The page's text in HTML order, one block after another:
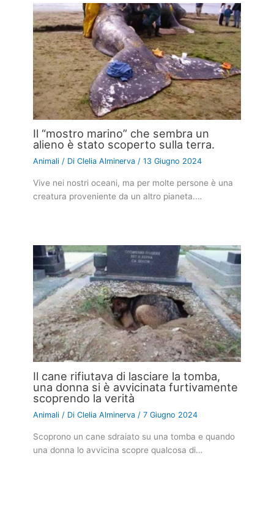
Il “mostro marino” che sembra un
alieno è stato scoperto sulla terra.
Animali / DiClelia Alminerva/13 Giugno 2024
Vive nei nostri oceani, ma per molte persone è una
creatura proveniente da un altro pianeta.…
Il cane rifiutava di lasciare la tomba,
una donna si è avvicinata furtivamente
scoprendo la verità
Animali / DiClelia Alminerva /7 Giugno 2024
Scoprono un cane sdraiato su una tomba e quando
una donna lo avvicina scopre qualcosa di…